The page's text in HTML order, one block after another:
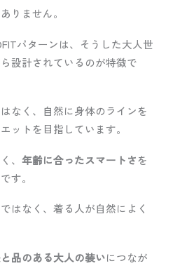
りません。
パターンは、そうした大人世
設計されているのが特徴で
なく、自然に身体のラインを
ットを目指しています。
、年齢に合ったスマートさを
す。
はなく、着る人が自然によく
品のある大人の装いにつなが